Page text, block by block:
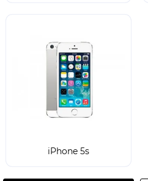
iPhone 5s